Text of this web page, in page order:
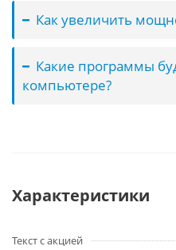
Как увеличить
Какие программы
компьютере?
Характеристики
Текст с акцией